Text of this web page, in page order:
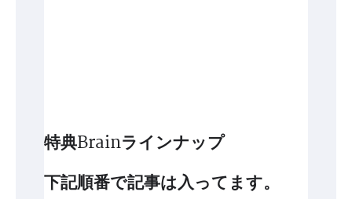
特典Brainラインナップ
下記順番で記事は入ってます。